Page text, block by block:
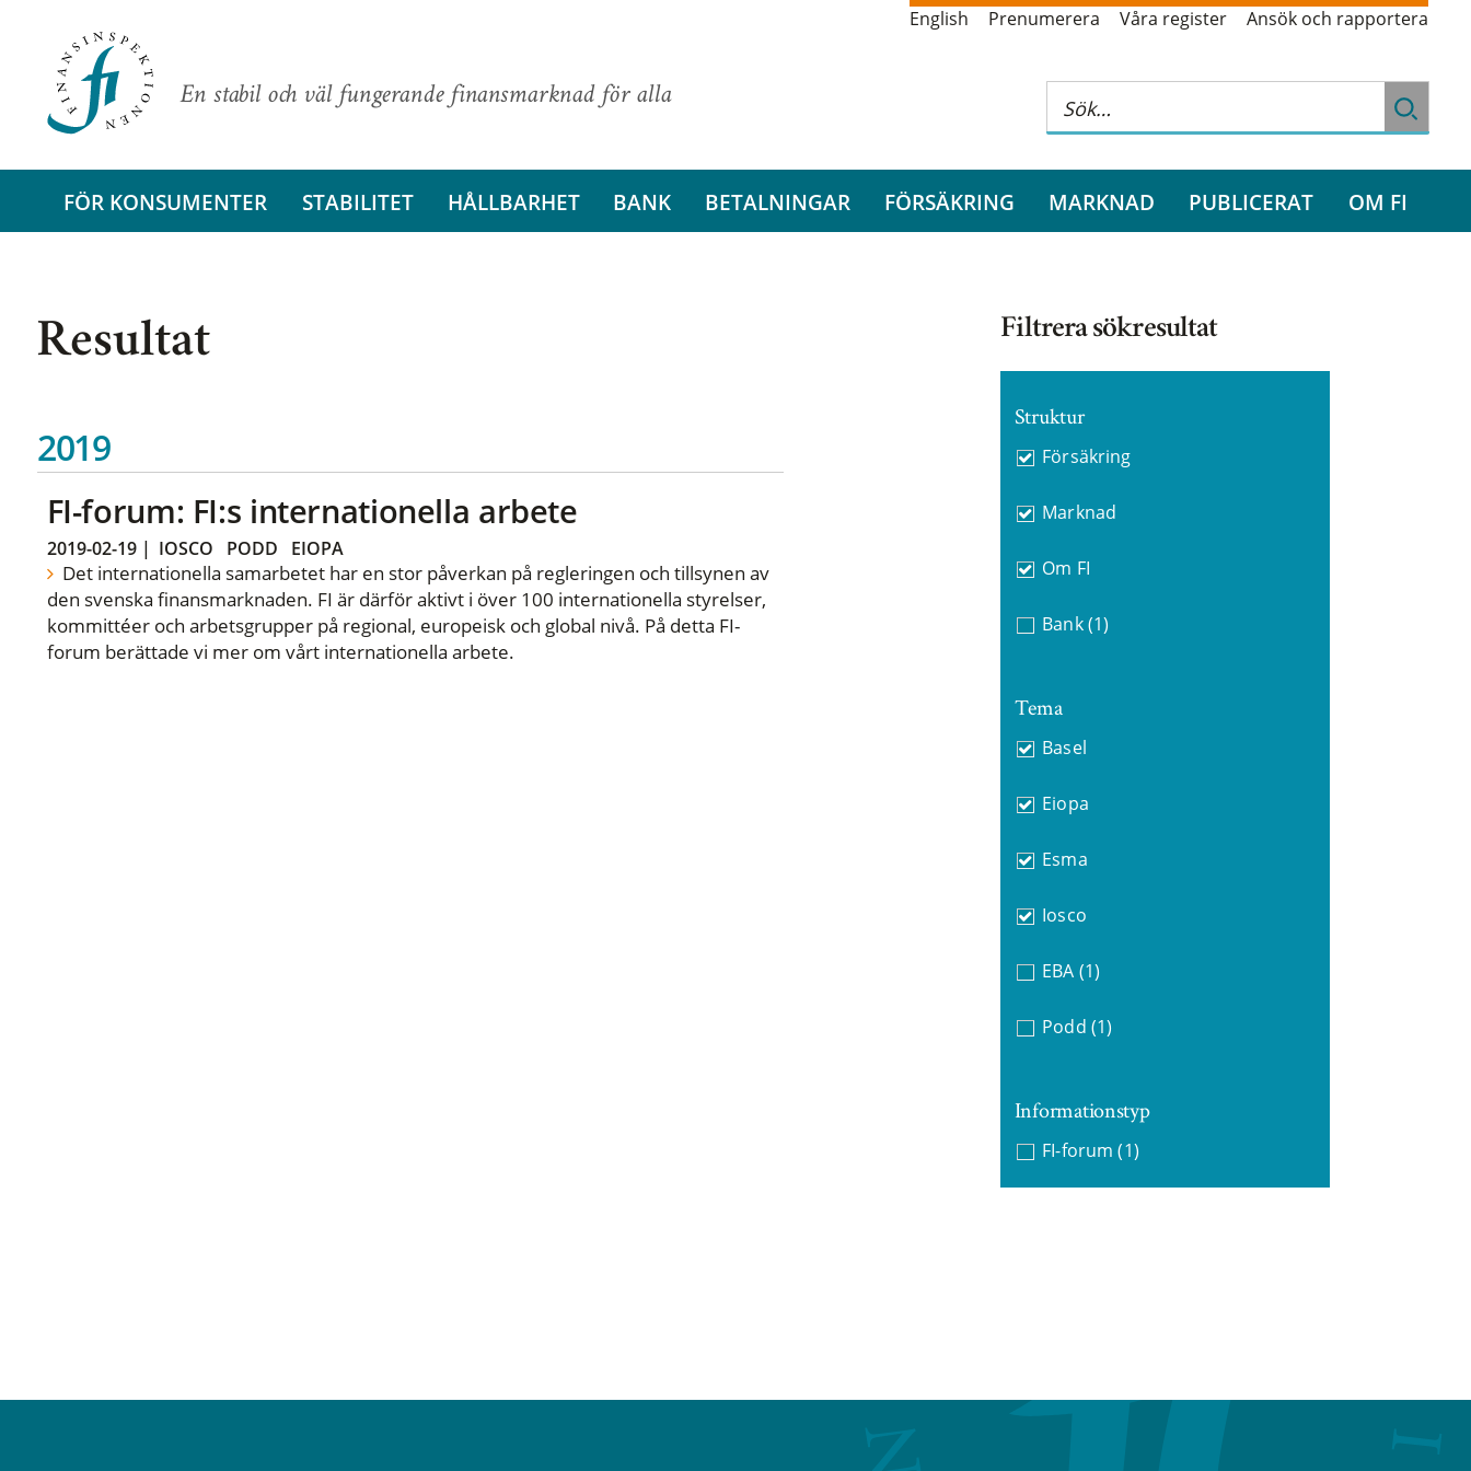
En stabil och väl fungerande finansmarknad för alla
English Prenumerera Våra register Ansök och rapportera
FÖR KONSUMENTER STABILITET HÅLLBARHET BANK BETALNINGAR FÖRSÄKRING MARKNAD PUBLICERAT OM FI
Resultat
2019
FI-forum: FI:s internationella arbete
2019-02-19| IOSCO PODD EIOPA
Det internationella samarbetet har en stor påverkan på regleringen och tillsynen av
den svenska finansmarknaden. FI är därför aktivt i över 100 internationella styrelser,
kommittéer och arbetsgrupper på regional, europeisk och global nivå. På detta FI-
forum berättade vi mer om vårt internationella arbete.
Filtrera sökresultat
Struktur
Försäkring
Marknad
Om FI
Bank (1)
Tema
Basel
Eiopa
Esma
Iosco
EBA (1)
Podd (1)
Informationstyp
FI-forum (1)